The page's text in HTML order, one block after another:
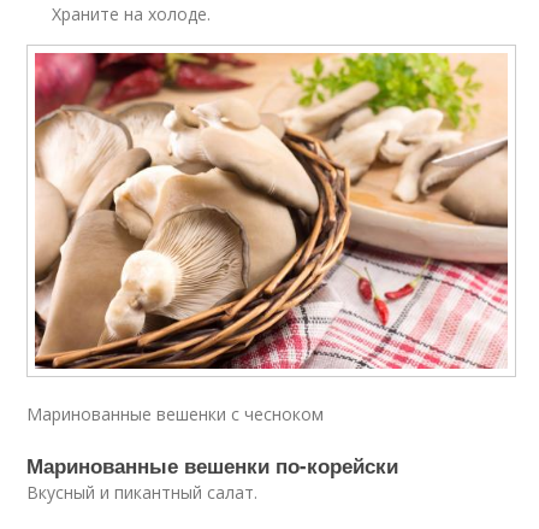
Храните на холоде.
Маринованные вешенки с чесноком
Маринованные вешенки по-корейски
Вкусный и пикантный салат.